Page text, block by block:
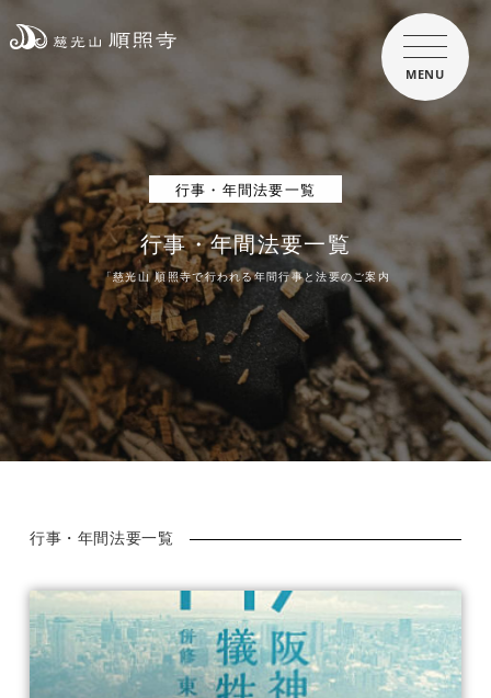
MENU
行事・年間法要一覧
行事・年間法要一覧
「慈光山 順照寺で行われる年間行事と法要のご案内
行事・年間法要一覧